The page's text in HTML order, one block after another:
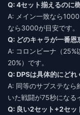
Q: 4セット揃えるのに
A: メイン一致なら
なら3000が目安です。
Q: どのキャラが一番恩
A: コロンビーナ（25%
20%）です。
Q: DPSは具体的にどれ
A: 同等のサブステなら
いた戦闘が75秒になる
Q: 良い2セット+2セッ